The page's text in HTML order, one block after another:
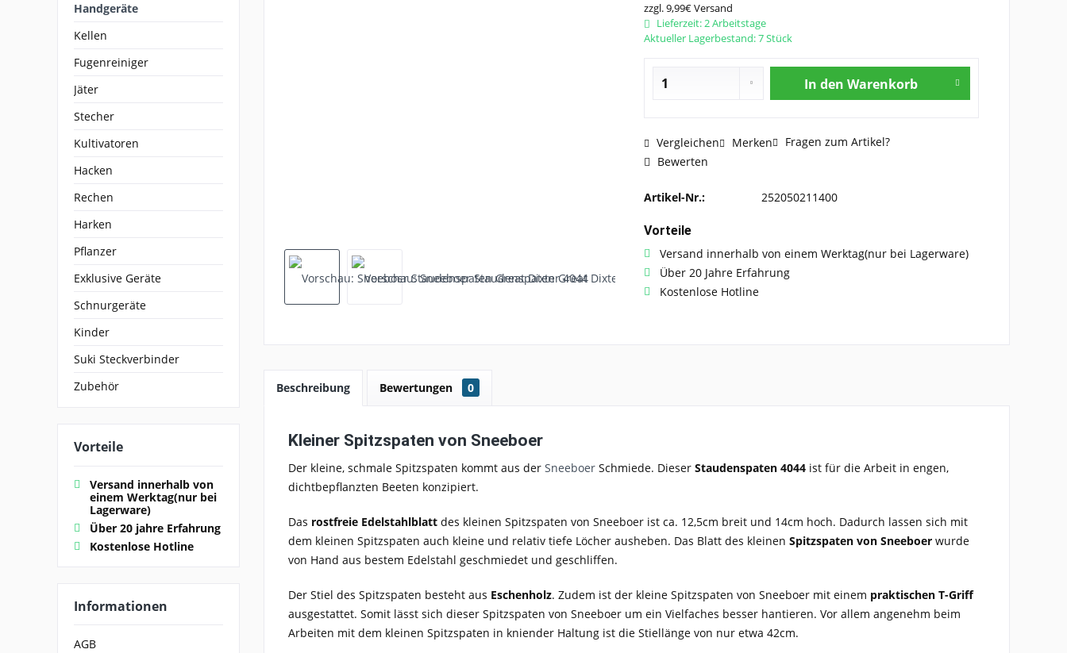
Handgeräte
Kellen
Fugenreiniger
Jäter
Stecher
Kultivatoren
Hacken
Rechen
Harken
Pflanzer
Exklusive Geräte
Schnurgeräte
Kinder
Suki Steckverbinder
Zubehör
Vorteile
Versand innerhalb von
einem Werktag(nur bei
Lagerware)
Über 20 jahre Erfahrung
Kostenlose Hotline
Informationen
AGB
zzgl. 9,99€ Versand
Lieferzeit: 2 Arbeitstage
Aktueller Lagerbestand: 7 Stück
In den Warenkorb
Vergleichen Merken
Fragen zum Artikel?
Bewerten
Artikel-Nr.: 252050211400
Vorteile
Versand innerhalb von einem Werktag(nur bei Lagerware)
Über 20 Jahre Erfahrung
Kostenlose Hotline
Beschreibung Bewertungen 0
Kleiner Spitzspaten von Sneeboer
Der kleine, schmale Spitzspaten kommt aus der Sneeboer Schmiede. Dieser Staudenspaten 4044 ist für die Arbeit in engen,
dichtbepflanzten Beeten konzipiert.
Das rostfreie Edelstahlblatt des kleinen Spitzspaten von Sneeboer ist ca. 12,5cm breit und 14cm hoch. Dadurch lassen sich mit
dem kleinen Spitzspaten auch kleine und relativ tiefe Löcher ausheben. Das Blatt des kleinen Spitzspaten von Sneeboer wurde
von Hand aus bestem Edelstahl geschmiedet und geschliffen.
Der Stiel des Spitzspaten besteht aus Eschenholz. Zudem ist der kleine Spitzspaten von Sneeboer mit einem praktischen T-Griff
ausgestattet. Somit lässt sich dieser Spitzspaten von Sneeboer um ein Vielfaches besser hantieren. Vor allem angenehm beim
Arbeiten mit dem kleinen Spitzspaten in kniender Haltung ist die Stiellänge von nur etwa 42cm.